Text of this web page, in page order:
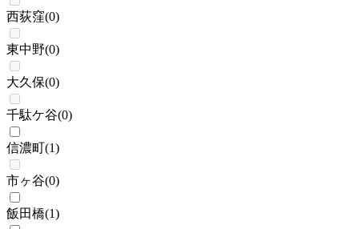
西荻窪(0)
東中野(0)
大久保(0)
千駄ケ谷(0)
信濃町(1)
市ヶ谷(0)
飯田橋(1)